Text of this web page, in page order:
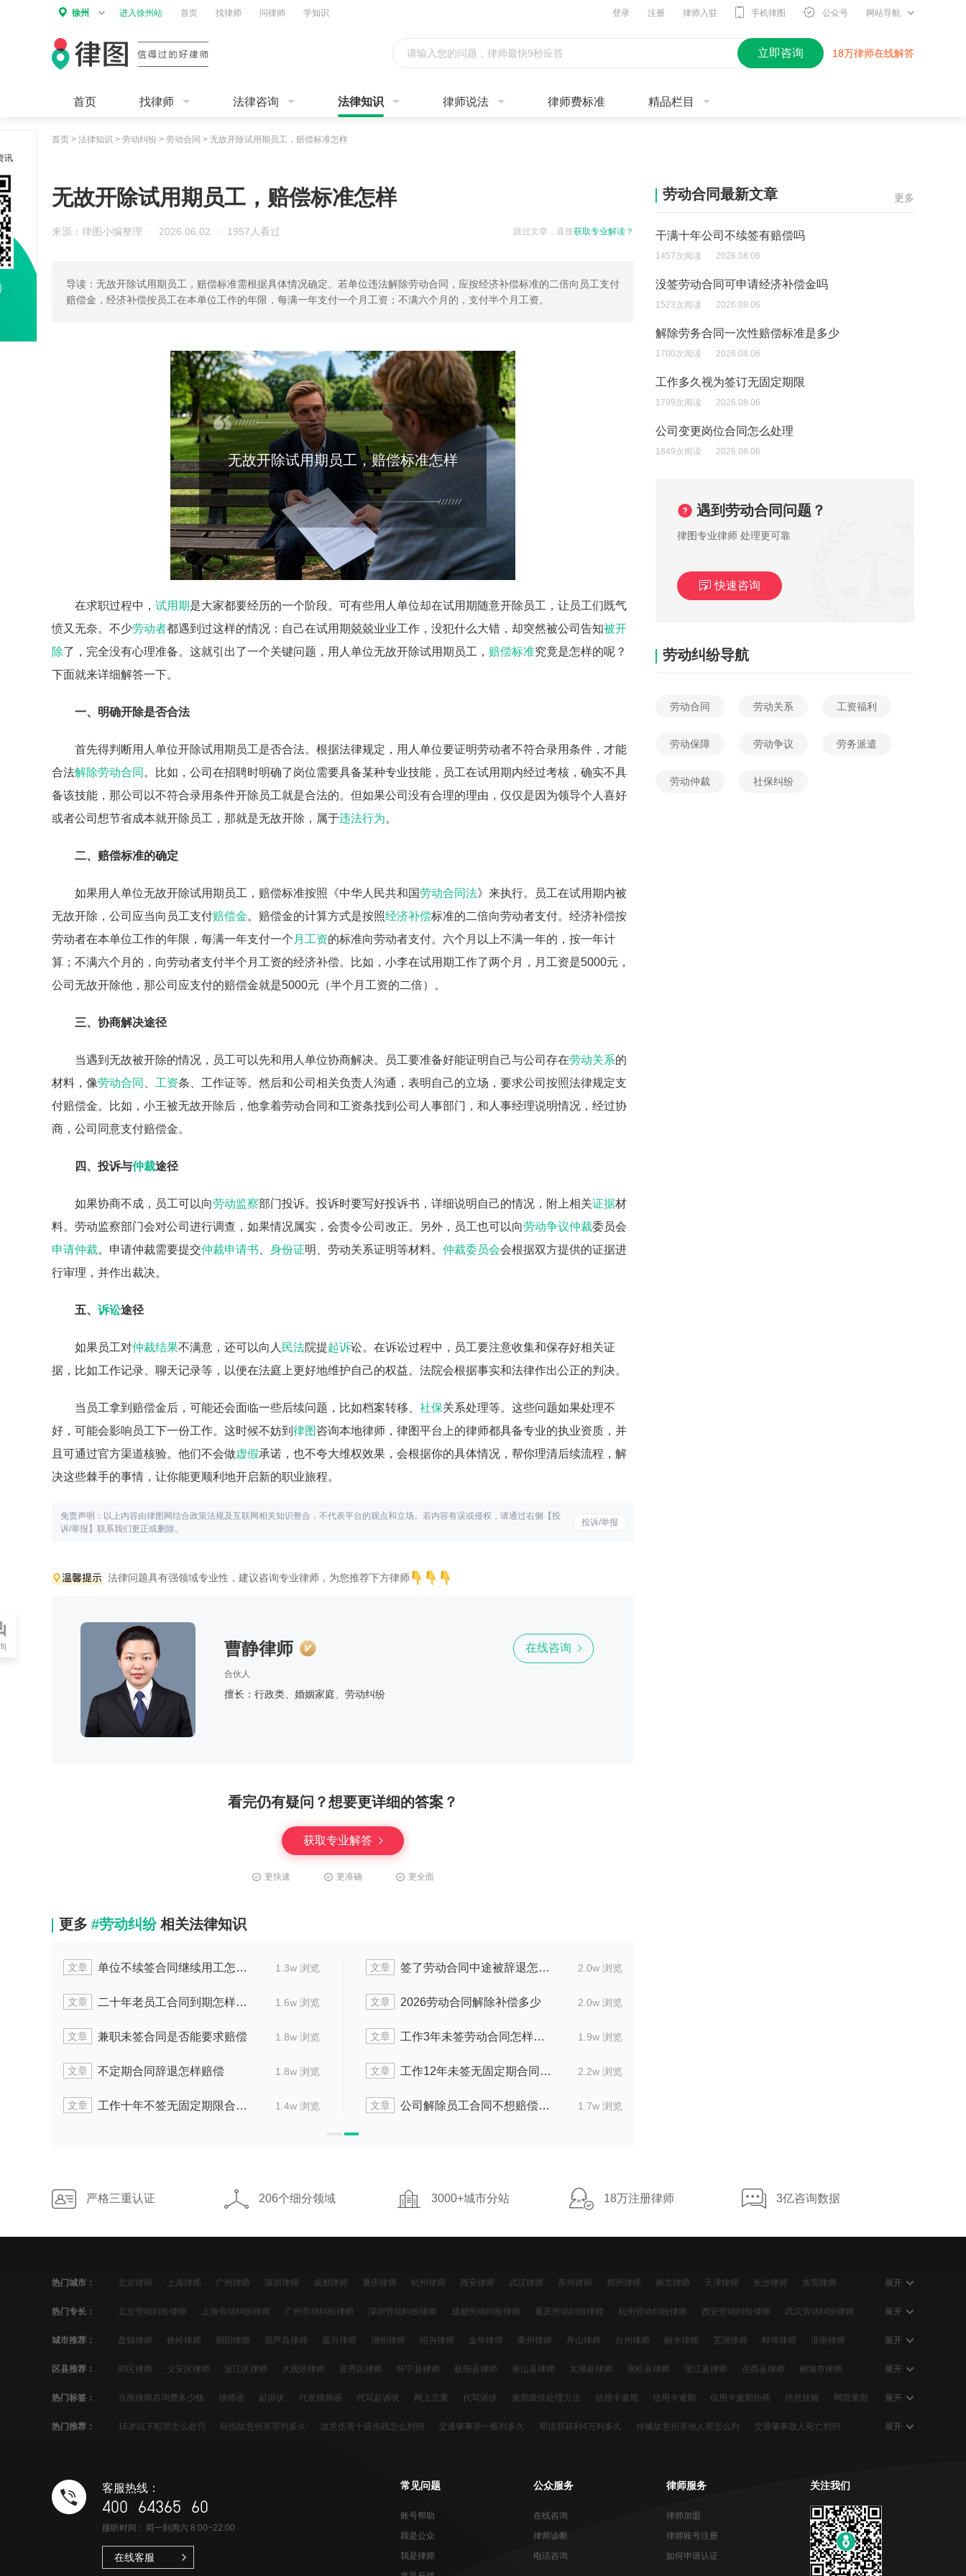
徐州 进入徐州站 首页 找律师 问律师 学知识 登录 注册 律师入驻 手机律图 公众号 网站导航
请输入您的问题，律师最快9秒应答 立即咨询 18万律师在线解答
首页 找律师 法律咨询 法律知识 律师说法 律师费标准 精品栏目
首页 > 法律知识 > 劳动纠纷 > 劳动合同 > 无故开除试用期员工，赔偿标准怎样
无故开除试用期员工，赔偿标准怎样
跳过文章，直接获取专业解读？
来源：律图小编整理 · 2026.06.02 · 1957人看过
导读：无故开除试用期员工，赔偿标准需根据具体情况确定。若单位违法解除劳动合同，应按经济补偿标准的二倍向员工支付
赔偿金，经济补偿按员工在本单位工作的年限，每满一年支付一个月工资；不满六个月的，支付半个月工资。
无故开除试用期员工，赔偿标准怎样
在求职过程中， 试用期是大家都要经历的一个阶段。可有些用人单位却在试用期随意开除员工，让员工们既气
愤又无奈。不少劳动者都遇到过这样的情况：自己在试用期兢兢业业工作，没犯什么大错，却突然被公司告知被开
除了，完全没有心理准备。这就引出了一个关键问题，用人单位无故开除试用期员工， 赔偿标准究竟是怎样的呢？
下面就来详细解答一下。
一、明确开除是否合法
首先得判断用人单位开除试用期员工是否合法。根据法律规定，用人单位要证明劳动者不符合录用条件，才能
合法解除劳动合同 。比如，公司在招聘时明确了岗位需要具备某种专业技能，员工在试用期内经过考核，确实不具
备该技能，那公司以不符合录用条件开除员工就是合法的。但如果公司没有合理的理由，仅仅是因为领导个人喜好
或者公司想节省成本就开除员工，那就是无故开除，属于违法行为。
二、赔偿标准的确定
如果用人单位无故开除试用期员工，赔偿标准按照《中华人民共和国劳动合同法》来执行。员工在试用期内被
无故开除，公司应当向员工支付赔偿金。赔偿金的计算方式是按照经济补偿标准的二倍向劳动者支付。经济补偿按
劳动者在本单位工作的年限，每满一年支付一个 月工资的标准向劳动者支付。六个月以上不满一年的，按一年计
算；不满六个月的，向劳动者支付半个月工资的经济补偿。比如，小李在试用期工作了两个月，月工资是5000元，
公司无故开除他，那公司应支付的赔偿金就是5000元（半个月工资的二倍）。
三、协商解决途径
当遇到无故被开除的情况，员工可以先和用人单位协商解决。员工要准备好能证明自己与公司存在劳动关系的
材料，像劳动合同 工资条、工作证等。然后和公司相关负责人沟通，表明自己的立场，要求公司按照法律规定支
付赔偿金。比如，小王被无故开除后，他拿着劳动合同和工资条找到公司人事部门，和人事经理说明情况，经过协
商，公司同意支付赔偿金。
四、投诉与仲裁途径
如果协商不成，员工可以向劳动监察部门投诉。投诉时要写好投诉书，详细说明自己的情况，附上相关证据材
料。劳动监察部门会对公司进行调查，如果情况属实，会责令公司改正。另外，员工也可以向劳动争议仲裁委员会
申请仲裁。申请仲裁需要提交仲裁申请书 身份证明、劳动关系证明等材料。 仲裁委员会会根据双方提供的证据进
行审理，并作出裁决。
五、 诉讼途径
如果员工对仲裁结果不满意，还可以向人 民法院提起诉讼。在诉讼过程中，员工要注意收集和保存好相关证
据，比如工作记录、聊天记录等，以便在法庭上更好地维护自己的权益。法院会根据事实和法律作出公正的判决。
当员工拿到赔偿金后，可能还会面临一些后续问题，比如档案转移、 社保关系处理等。这些问题如果处理不
好，可能会影响员工下一份工作。这时候不妨到 律图 咨询本地律师，律图平台上的律师都具备专业的执业资质，并
且可通过官方渠道核验。他们不会做虚假承诺，也不夸大维权效果，会根据你的具体情况，帮你理清后续流程，解
决这些棘手的事情，让你能更顺利地开启新的职业旅程。
投诉/举报
免责声明：以上内容由律图网结合政策法规及互联网相关知识整合，不代表平台的观点和立场。若内容有误或侵权，请通过右侧【投
诉/举报】联系我们更正或删除。
法律问题具有强领域专业性，建议咨询专业律师，为您推荐下方律师
曹静律师
合伙人
擅长：行政类、婚姻家庭、劳动纠纷
在线咨询
看完仍有疑问？想要更详细的答案？
获取专业解答
更快速 更准确 更全面
更多 #劳动纠纷 相关法律知识
1.3w 浏览
文章 单位不续签合同继续用工怎么办 2.0w 浏览
文章 签了劳动合同中途被辞退怎么赔
1.6w 浏览
文章 二十年老员工合同到期怎样处理 2.0w 浏览
文章 2026劳动合同解除补偿多少
1.8w 浏览
文章 兼职未签合同是否能要求赔偿 1.9w 浏览
文章 工作3年未签劳动合同怎样处理
1.8w 浏览
文章 不定期合同辞退怎样赔偿 2.2w 浏览
文章 工作12年未签无固定期合同解雇怎么办
1.4w 浏览
文章 工作十年不签无固定期限合同怎么办 1.7w 浏览
文章 公司解除员工合同不想赔偿怎么办
更多
劳动合同最新文章
干满十年公司不续签有赔偿吗
1457次阅读 2026.08.06
没签劳动合同可申请经济补偿金吗
1523次阅读 2026.08.06
解除劳务合同一次性赔偿标准是多少
1700次阅读 2026.08.06
工作多久视为签订无固定期限
1799次阅读 2026.08.06
公司变更岗位合同怎么处理
1849次阅读 2026.08.06
遇到劳动合同问题？
律图专业律师 处理更可靠
快速咨询
劳动纠纷导航
劳动合同 劳动关系 工资福利
劳动保障 劳动争议 劳务派遣
劳动仲裁 社保纠纷
严格三重认证 206个细分领域 3000+城市分站 18万注册律师 3亿咨询数据
热门城市： 北京律师 上海律师 广州律师 深圳律师 成都律师 重庆律师 杭州律师 西安律师 武汉律师 苏州律师 郑州律师 南京律师 天津律师 长沙律师
东莞律师
展开
热门专长： 北京劳动纠纷律师 上海劳动纠纷律师 广州劳动纠纷律师 深圳劳动纠纷律师 成都劳动纠纷律师 重庆劳动纠纷律师 杭州劳动纠纷律师 西安劳动纠纷律师
武汉劳动纠纷律师
贵阳劳动纠纷律师
南宁劳动纠纷律师 石家庄劳动纠纷律师 太原劳动纠纷律师 南昌劳动纠纷律师 哈尔滨劳动纠纷律师
展开
城市推荐： 盘锦律师 铁岭律师 朝阳律师 葫芦岛律师 嘉兴律师 湖州律师 绍兴律师 金华律师 衢州律师 舟山律师 台州律师 丽水律师 芜湖律师 蚌埠律师
淮南律师
展开
区县推荐： 郊区律师 义安区律师 迎江区律师 大观区律师 宜秀区律师 怀宁县律师 枞阳县律师 潜山县律师 太湖县律师 宿松县律师 望江县律师 岳西县律师
桐城市律师
展开
热门标签： 当面律师咨询费多少钱 律师函 起诉状 代发律师函 代写起诉状 网上立案 代写诉状 逾期最佳处理方法 信用卡逾期 信用卡逾期 信用卡逾期协商 停息挂账
网贷逾期
思明区律师 大连律师 龙华区律师 宝鸡市律师 宝鸡市律师
许睿律师
市中区律师
常熟市律师
展开
热门推荐： 16岁以下犯罪怎么处罚 轻伤故意伤害罪判多久 故意伤害十级伤残怎么判刑 交通肇事罪一般判多久 帮信罪获利4万判多久 持械故意伤害他人罪怎么判
交通肇事致人死亡判刑
14岁可以刑事拘留吗
非法拘禁和故意伤害可以并罚吗 被他人故意伤害需要什么赔偿 故意伤人致死自首一般判几年
强制猥亵罪要判多少年
17岁犯罪了会怎么样判刑
展开
客服热线：
400 64365 60
接听时间：周一到周六 8:00~22:00
在线客服
常见问题
账号帮助
我是公众
我是律师
公众服务
在线咨询
律师诊断
电话咨询
律师服务
律师加盟
律师账号注册
如何申请认证
关注我们
讯